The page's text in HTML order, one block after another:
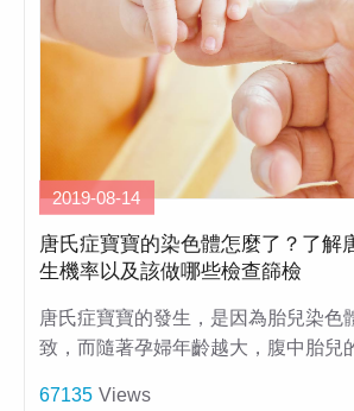
2019-08-14
唐氏症寶寶的染色體怎麼了？了解
生機率以及該做哪些檢查篩檢
唐氏症寶寶的發生，是因為胎兒染色
致，而隨著孕婦年齡越大，腹中胎兒
67135 Views